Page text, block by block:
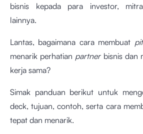
bisnis kepada para investor,
lainnya.
Lantas, bagaimana cara membuat
menarik perhatian partner bisnis dan
kerja sama?
Simak panduan berikut untuk
deck, tujuan, contoh, serta cara
tepat dan menarik.